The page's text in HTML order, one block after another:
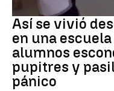
Así se vivió
en una
alumnos
pupitres y
pánico